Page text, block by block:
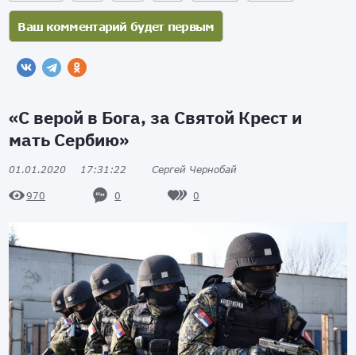
«С верой в Бога, за Святой Крест и
мать Сербию»
01.01.2020 17:31:22 Сергей Чернобай
970 0 0